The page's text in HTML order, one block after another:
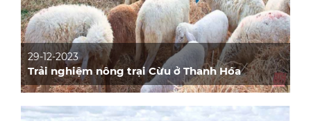
29-12-2023
Trải nghiệm nông trại Cừu ở Thanh Hóa